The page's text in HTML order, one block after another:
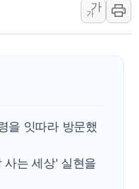
종합특검, '尹 관저 이전 감사 무
스피·코스닥 오전 동반 하락…
장동혁 "규제와 대출 풀고 재개
보] 종합특검, '尹 관저 이전
AI에 승부 건 네이버…내년 AI
가
가
을 잇따라 방문했
사는 세상' 실현을